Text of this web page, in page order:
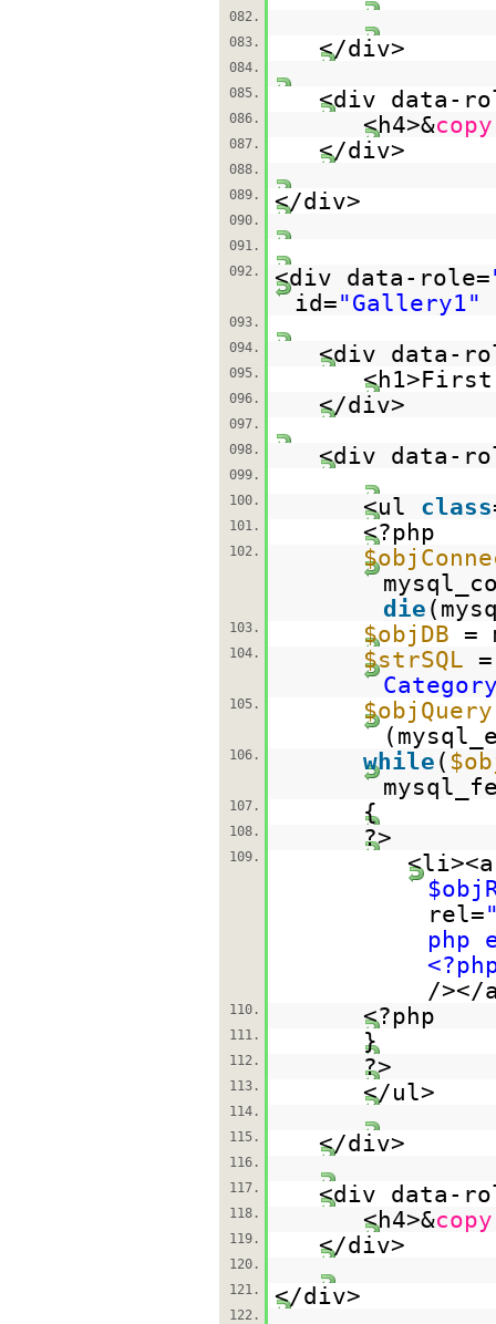
082.
083.
</div>
084.
085.
<div data-
086. <h4>&copy
087. </div>
088.
089.
</div>
090.
091.
092.
<div data-role=
id="Gallery1"
093.
094.
<div data-
095.
096. </div>
097.
098.
<div data-
099.
100.
<ul class
101. <?php
102.
die
103. $objDB =
104. $strSQL
105.
$objQuery
106. while (
107. {
108. ?>
109.
rel=
php
/></
110. <?php
111. }
112. ?>
113. </ul>
114.
115.
</div>
116.
117.
<div data-
118. <h4>&copy
119. </div>
120.
121.
</div>
122.